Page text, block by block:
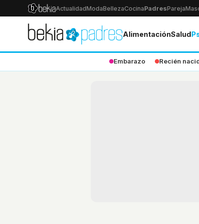
ActualidadModaBellezaCocinaPadresPareja
AlimentaciónSalud
Embarazo Recién